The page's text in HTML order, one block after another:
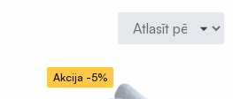
Akcija -5%